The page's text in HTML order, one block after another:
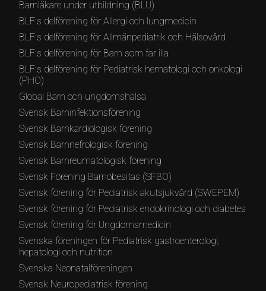
Barnläkare under utbildning (BLU)
BLF:s delförening för Allergi och lungmedicin
BLF:s delförening för Allmänpediatrik och Hälsovård
BLF:s delförening för Barn som far illa
BLF:s delförening för Pediatrisk hematologi och onkologi
(PHO)
Global Barn och ungdomshälsa
Svensk Barninfektionsförening
Svensk Barnkardiologisk förening
Svensk Barnnefrologisk förening
Svensk Barnreumatologisk förening
Svensk Förening Barnobesitas (SFBO)
Svensk förening för Pediatrisk akutsjukvård (SWEPEM)
Svensk förening för Pediatrisk endokrinologi och diabetes
Svensk förening för Ungdomsmedicin
Svenska föreningen för Pediatrisk gastroenterologi,
hepatologi och nutrition
Svenska Neonatalföreningen
Svensk Neuropediatrisk förening